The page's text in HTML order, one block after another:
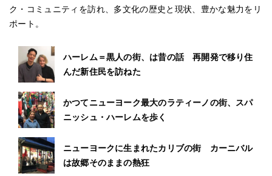
ク・コミュニティを訪れ、多文化の歴史と現状、豊かな魅力をリ
ポート。
ハーレム＝黒人の街、は昔の話 再開発で移り住
んだ新住民を訪ねた
かつてニューヨーク最大のラティーノの街、スパ
ニッシュ・ハーレムを歩く
ニューヨークに生まれたカリブの街 カーニバル
は故郷そのままの熱狂